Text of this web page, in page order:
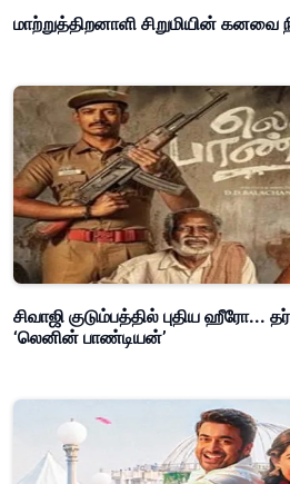
மாற்றுத்திறனாளி சிறுமியின் கனவை
சிவாஜி குடும்பத்தில் புதிய
‘லெனின் பாண்டியன்’